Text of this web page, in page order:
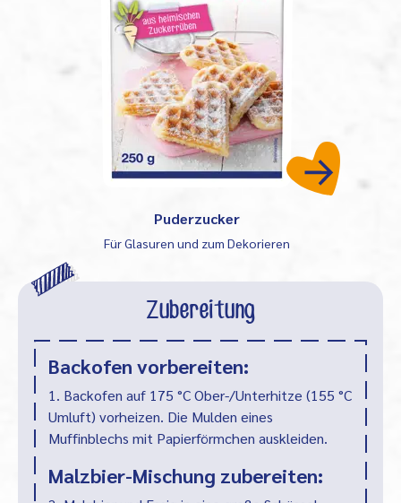
Puderzucker
Für Glasuren und zum Dekorieren
Zubereitung
Backofen vorbereiten:
1. Backofen auf 175 °C Ober-/Unterhitze (155 °C
Umluft) vorheizen. Die Mulden eines
Muffinblechs mit Papierförmchen auskleiden.
Malzbier-Mischung zubereiten: